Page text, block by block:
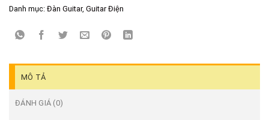
Danh mục: Đàn Guitar, Guitar Điện
MÔ TẢ
ĐÁNH GIÁ (0)